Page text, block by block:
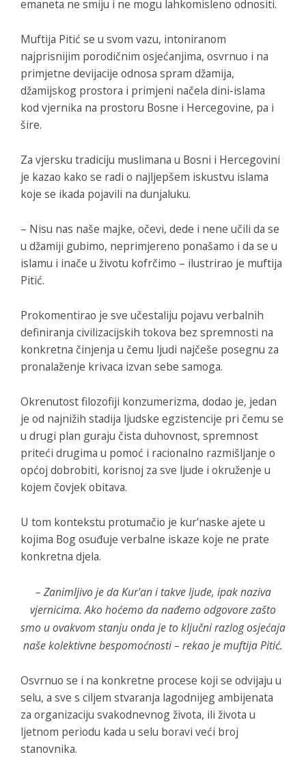
emaneta ne smiju i ne mogu lahkomisleno odnositi.
Muftija Pitić se u svom vazu, intoniranom
najprisnijim porodičnim osjećanjima, osvrnuo i na
primjetne devijacije odnosa spram džamija,
džamijskog prostora i primjeni načela dini-islama
kod vjernika na prostoru Bosne i Hercegovine, pa i
šire.
Za vjersku tradiciju muslimana u Bosni i Hercegovini
je kazao kako se radi o najljepšem iskustvu islama
koje se ikada pojavili na dunjaluku.
– Nisu nas naše majke, očevi, dede i nene učili da se
u džamiji gubimo, neprimjereno ponašamo i da se u
islamu i inače u životu kofrčimo – ilustrirao je muftija
Pitić.
Prokomentirao je sve učestaliju pojavu verbalnih
definiranja civilizacijskih tokova bez spremnosti na
konkretna činjenja u čemu ljudi najčeše posegnu za
pronalaženje krivaca izvan sebe samoga.
Okrenutost filozofiji konzumerizma, dodao je, jedan
je od najnižih stadija ljudske egzistencije pri čemu se
u drugi plan guraju čista duhovnost, spremnost
priteći drugima u pomoć i racionalno razmišljanje o
općoj dobrobiti, korisnoj za sve ljude i okruženje u
kojem čovjek obitava.
U tom kontekstu protumačio je kur'naske ajete u
kojima Bog osuđuje verbalne iskaze koje ne prate
konkretna djela.
– Zanimljivo je da Kur'an i takve ljude, ipak naziva
vjernicima. Ako hoćemo da nađemo odgovore zašto
smo u ovakvom stanju onda je to ključni razlog osjećaja
naše kolektivne bespomoćnosti – rekao je muftija Pitić.
Osvrnuo se i na konkretne procese koji se odvijaju u
selu, a sve s ciljem stvaranja lagodnijeg ambijenata
za organizaciju svakodnevnog života, ili života u
ljetnom periodu kada u selu boravi veći broj
stanovnika.